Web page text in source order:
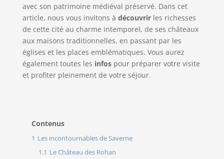
avec son patrimoine médiéval préservé. Dans cet
article, nous vous invitons à découvrirles richesses
de cette cité au charme intemporel, de ses châteaux
aux maisons traditionnelles, en passant par les
églises et les places emblématiques. Vous aurez
également toutes les infospour préparer votre visite
et profiter pleinement de votre séjour.
Contenus
1 Les incontournables de Saverne
1.1 Le Château des Rohan